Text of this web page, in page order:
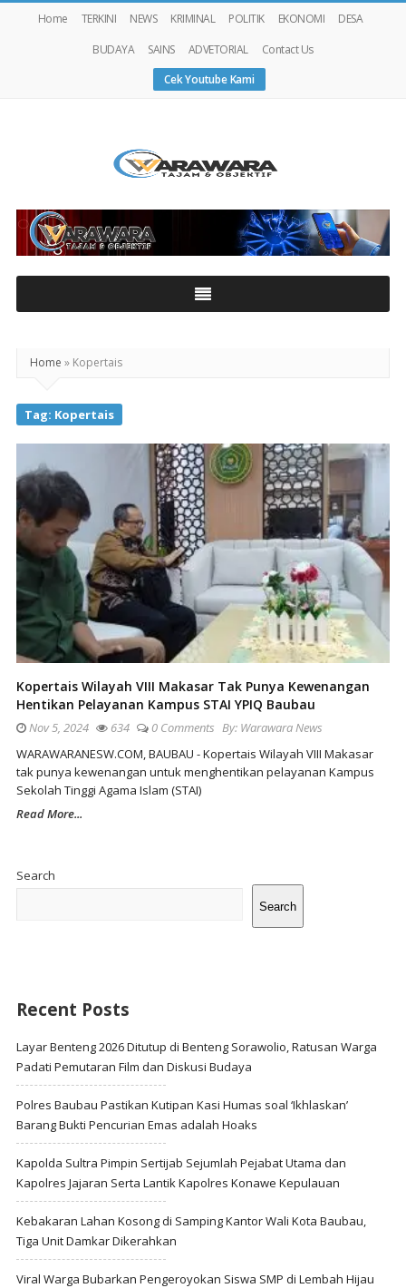
Home TERKINI NEWS KRIMINAL POLITIK EKONOMI
DESA
BUDAYA
SAINS ADVETORIAL
Contact Us
Cek Youtube Kami
Warawaranews
Home » Kopertais
Tag: Kopertais
Kopertais Wilayah VIII Makasar Tak Punya Kewenangan
Hentikan Pelayanan Kampus STAI YPIQ Baubau
Nov 5, 2024 634 0 Comments By: Warawara News
WARAWARANESW.COM, BAUBAU - Kopertais Wilayah VIII Makasar
tak punya kewenangan untuk menghentikan pelayanan Kampus
Sekolah Tinggi Agama Islam (STAI)
Read More...
Search
Search
Recent Posts
Layar Benteng 2026 Ditutup di Benteng Sorawolio, Ratusan Warga
Padati Pemutaran Film dan Diskusi Budaya
Polres Baubau Pastikan Kutipan Kasi Humas soal ‘Ikhlaskan’
Barang Bukti Pencurian Emas adalah Hoaks
Kapolda Sultra Pimpin Sertijab Sejumlah Pejabat Utama dan
Kapolres Jajaran Serta Lantik Kapolres Konawe Kepulauan
Kebakaran Lahan Kosong di Samping Kantor Wali Kota Baubau,
Tiga Unit Damkar Dikerahkan
Viral Warga Bubarkan Pengeroyokan Siswa SMP di Lembah Hijau